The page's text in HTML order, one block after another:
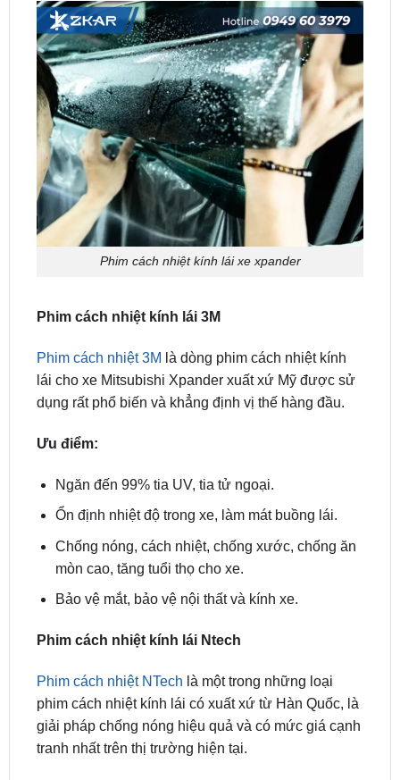
Phim cách nhiệt kính lái xe xpander
Phim cách nhiệt kính lái 3M
Phim cách nhiệt 3Mlà dòng phim cách nhiệt kính
dụng rất phổ biến và khẳng định vị thế hàng đầu.
Ưu điểm:
Ngăn đến 99% tia UV, tia tử ngoại.
mòn cao, tăng tuổi thọ cho xe.
Bảo vệ mắt, bảo vệ nội thất và kính xe.
Phim cách nhiệt kính lái Ntech
Phim cách nhiệt NTech là một trong những loại
giải pháp chống nóng hiệu quả và có mức giá cạnh
tranh nhất trên thị trường hiện tại.
Ưu điểm: